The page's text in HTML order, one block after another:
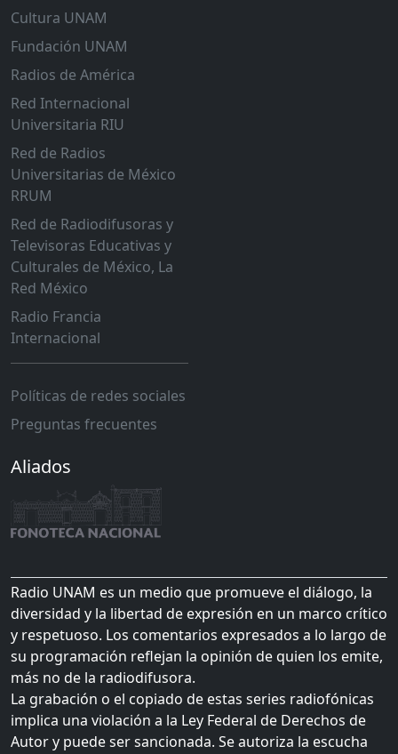
Cultura UNAM
Fundación UNAM
Radios de América
Red Internacional
Universitaria RIU
Red de Radios
Universitarias de México
RRUM
Red de Radiodifusoras y
Televisoras Educativas y
Culturales de México, La
Red México
Radio Francia
Internacional
Políticas de redes sociales
Preguntas frecuentes
Aliados
Radio UNAM es un medio que promueve el diálogo, la
diversidad y la libertad de expresión en un marco crítico
y respetuoso. Los comentarios expresados a lo largo de
su programación reflejan la opinión de quien los emite,
más no de la radiodifusora.
La grabación o el copiado de estas series radiofónicas
implica una violación a la Ley Federal de Derechos de
Autor y puede ser sancionada. Se autoriza la escucha